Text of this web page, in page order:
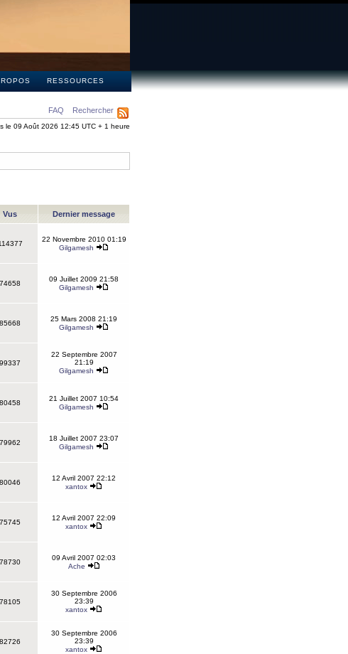
RESSOURCES
FAQ Rechercher
le 09 Août 2026 12:45 UTC + 1 heure
Vus Dernier message
22 Novembre 2010 01:19
Gilgamesh
74658
09 Juillet 2009 21:58
Gilgamesh
85668
25 Mars 2008 21:19
Gilgamesh
99337
22 Septembre 2007
21:19
Gilgamesh
80458
21 Juillet 2007 10:54
Gilgamesh
79962
18 Juillet 2007 23:07
Gilgamesh
80046
12 Avril 2007 22:12
xantox
75745
12 Avril 2007 22:09
xantox
78730
09 Avril 2007 02:03
Ache
78105
30 Septembre 2006
23:39
xantox
82726
30 Septembre 2006
23:39
xantox